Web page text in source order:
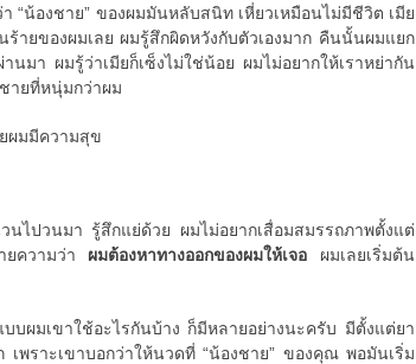
“น้องชาย” ของผมมันหลับสนิท เหี่ยวเหมือนไม่มีชีวิต เมีย
ายของผมเลย ผมรู้สึกผิดหวังกับตัวเองมาก คืนนั้นผมแยก
า ผมรู้ว่าเมียก็เซ็งไม่ใช่น้อย ผมไม่อยากให้เราหย่ากัน
ายที่หนุ่มกว่าผม
ผมมีความสุข
ไปวนมา รู้สึกแย่ด้วย ผมไม่อยากเสื่อมสมรรถภาพตั้งแต่
ยความว่า ผมต้องหาทางออกของผมให้เจอ ผมเลยเริ่มต้น
ผมเขาใช้อะไรกันบ้าง ก็มีหลายอย่างนะครับ มีตั้งแต่ยา
พราะเขาบอกว่าให้นวดที่ “น้องชาย” ของคุณ พอมันเริ่ม